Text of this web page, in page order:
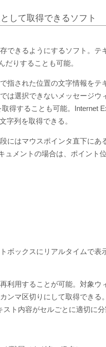
して取得できるソフト
できるようにするソフト。テ
りすることも可能。
指された位置の文字情報をテ
は選択できないメッセージウ
得することも可能。Internet
字列を取得できる。
にはマウスポインタ直下にあ
ュメントの場合は、ポイント
ボックスにリアルタイムで
利用することが可能。対象
ンマ区切りにして取得でき
ト内容がセルごとに適切に分